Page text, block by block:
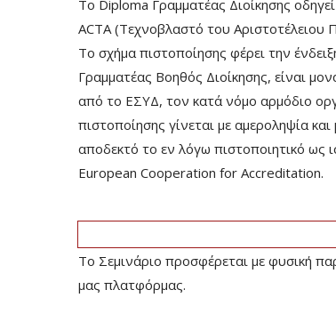
Το Diploma Γραμματέας Διοίκησης
ACTA (Τεχνοβλαστό του Αριστοτέλειου
Το σχήμα πιστοποίησης φέρει την
Γραμματέας Βοηθός Διοίκησης, είναι
από το ΕΣΥΔ, τον κατά νόμο αρμόδιο
πιστοποίησης γίνεται με αμεροληψία
αποδεκτό το εν λόγω πιστοποιητικό ως
European Cooperation for Accreditation.
Το Σεμινάριο προσφέρεται με φυσική
μας πλατφόρμας.